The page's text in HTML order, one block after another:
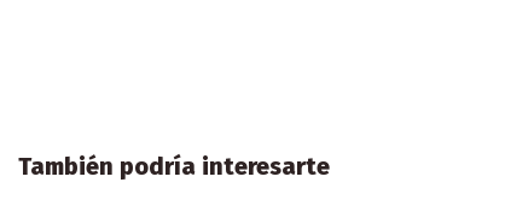
También podría interesarte